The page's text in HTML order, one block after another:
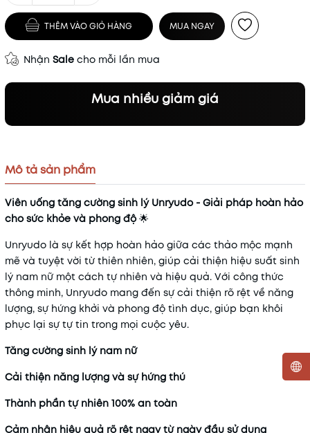
THÊM VÀO GIỎ HÀNG MUA NGAY
Nhận Sale cho mỗi lần mua
Mua nhiều giảm giá
Mã khuyến mãi:
Điều kiện:
Mô tả sản phẩm
Viên uống tăng cường sinh lý Unryudo - Giải pháp hoàn hảo
cho sức khỏe và phong độ🌟
Unryudo là sự kết hợp hoàn hảo giữa các thảo mộc mạnh
mẽ và tuyệt vời từ thiên nhiên, giúp cải thiện hiệu suất sinh
lý nam nữ một cách tự nhiên và hiệu quả. Với công thức
thông minh, Unryudo mang đến sự cải thiện rõ rệt về năng
lượng, sự hứng khởi và phong độ tình dục, giúp bạn khôi
phục lại sự tự tin trong mọi cuộc yêu.
Tăng cường sinh lý nam nữ
Cải thiện năng lượng và sự hứng thú
Thành phần tự nhiên 100% an toàn
Cảm nhận hiệu quả rõ rệt ngay từ ngày đầu sử dụng